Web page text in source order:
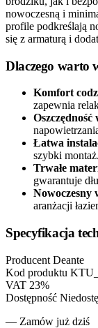
nowoczesną i
profile podkreślają
się z armaturą i
Dlaczego warto
Komfort
zapewnia
Oszczędność
Łatwa
szybki montaż.
Trwałe
gwarantuje
Nowoczesny
aranżacji
Specyfikacja
Producent Deante
Kod produktu
VAT 23%
Dostępność
— Zamów już dziś